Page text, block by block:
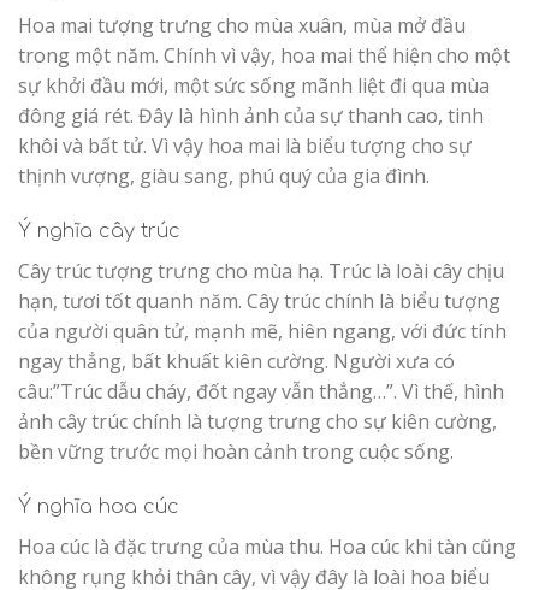
Hoa mai tượng trưng cho mùa xuân, mùa mở đầu
trong một năm. Chính vì vậy, hoa mai thể hiện cho một
sự khởi đầu mới, một sức sống mãnh liệt đi qua mùa
đông giá rét. Đây là hình ảnh của sự thanh cao, tinh
khôi và bất tử. Vì vậy hoa mai là biểu tượng cho sự
thịnh vượng, giàu sang, phú quý của gia đình.
Ý nghĩa cây trúc
Cây trúc tượng trưng cho mùa hạ. Trúc là loài cây chịu
hạn, tươi tốt quanh năm. Cây trúc chính là biểu tượng
của người quân tử, mạnh mẽ, hiên ngang, với đức tính
ngay thẳng, bất khuất kiên cường. Người xưa có
câu:”Trúc dẫu cháy, đốt ngay vẫn thẳng…”. Vì thế, hình
ảnh cây trúc chính là tượng trưng cho sự kiên cường,
bền vững trước mọi hoàn cảnh trong cuộc sống.
Ý nghĩa hoa cúc
Hoa cúc là đặc trưng của mùa thu. Hoa cúc khi tàn cũng
không rụng khỏi thân cây, vì vậy đây là loài hoa biểu